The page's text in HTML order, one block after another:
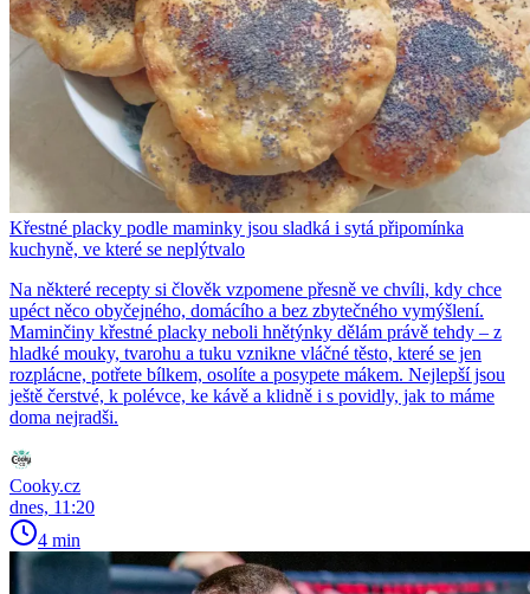
Křestné placky podle maminky jsou sladká i sytá připomínka
kuchyně, ve které se neplýtvalo
Na některé recepty si člověk vzpomene přesně ve chvíli, kdy chce
upéct něco obyčejného, domácího a bez zbytečného vymýšlení.
Maminčiny křestné placky neboli hnětýnky dělám právě tehdy – z
hladké mouky, tvarohu a tuku vznikne vláčné těsto, které se jen
rozplácne, potřete bílkem, osolíte a posypete mákem. Nejlepší jsou
ještě čerstvé, k polévce, ke kávě a klidně i s povidly, jak to máme
doma nejradši.
Cooky.cz
dnes, 11:20
4 min